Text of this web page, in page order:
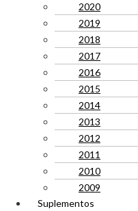
2020
2019
2018
2017
2016
2015
2014
2013
2012
2011
2010
2009
Suplementos